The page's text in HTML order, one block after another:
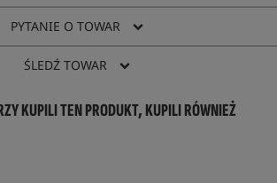
PYTANIE O TOWAR
ŚLEDŹ TOWAR
KUPILI TEN PRODUKT, KUPILI RÓWNIEŻ